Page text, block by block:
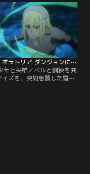
け」漆黒の階層主すら退け
の刃が、レヴィスを追い詰
一方で、アイズを追うレ
、アイズと分断された【ヘ
ファミリア】の面々は、そ
難局を迎えていた…。【提
ダイチャンネル】
ソード・オラトリア ダンジョンに出会いを求めるのは間違っているだろうか外伝 第10話
年と英雄／ベルと訓練を共
イズを、突如急襲した冒険
の眷族--【女神の戦車（ヴ
続け、ベルはアイズの眼前
らざる成長を見せた。アイ